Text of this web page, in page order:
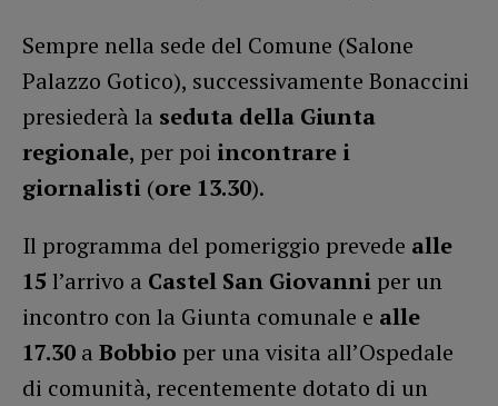
Sempre nella sede del Comune (Salone
Palazzo Gotico), successivamente Bonaccini
presiederà la seduta della Giunta
regionale, per poi incontrare i
giornalisti (ore 13.30).
Il programma del pomeriggio prevede alle
15 l’arrivo a Castel San Giovanni per un
incontro con la Giunta comunale e alle
17.30 a Bobbio per una visita all’Ospedale
di comunità, recentemente dotato di un